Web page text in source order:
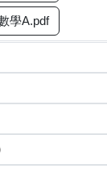
學A.pdf